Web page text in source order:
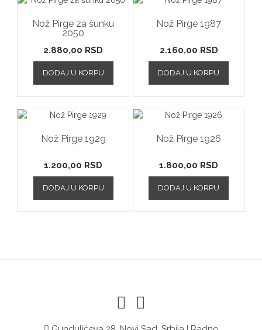
Nož Pirge za šunku
2050
2.880,00 RSD
DODAJ U KORPU
Nož Pirge 1987
2.160,00 RSD
DODAJ U KORPU
Nož Pirge 1929
1.200,00 RSD
DODAJ U KORPU
Nož Pirge 1926
1.800,00 RSD
DODAJ U KORPU